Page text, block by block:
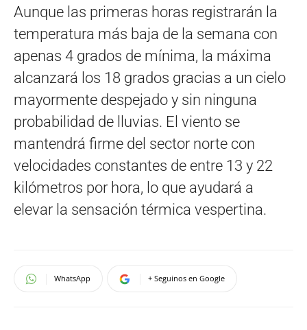
Aunque las primeras horas registrarán la
temperatura más baja de la semana con
apenas 4 grados de mínima, la máxima
alcanzará los 18 grados gracias a un cielo
mayormente despejado y sin ninguna
probabilidad de lluvias. El viento se
mantendrá firme del sector norte con
velocidades constantes de entre 13 y 22
kilómetros por hora, lo que ayudará a
elevar la sensación térmica vespertina.
WhatsApp + Seguinos en Google